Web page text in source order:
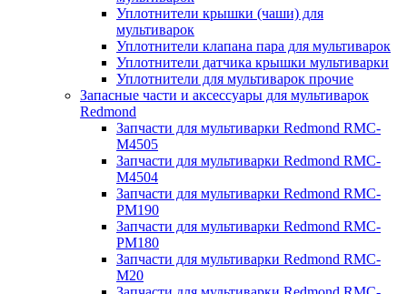
Уплотнители крышки (чаши) для
мультиварок
Уплотнители клапана пара для мультиварок
Уплотнители датчика крышки мультиварки
Уплотнители для мультиварок прочие
Запасные части и аксессуары для мультиварок
Redmond
Запчасти для мультиварки Redmond RMC-
M4505
Запчасти для мультиварки Redmond RMC-
M4504
Запчасти для мультиварки Redmond RMC-
PM190
Запчасти для мультиварки Redmond RMC-
PM180
Запчасти для мультиварки Redmond RMC-
M20